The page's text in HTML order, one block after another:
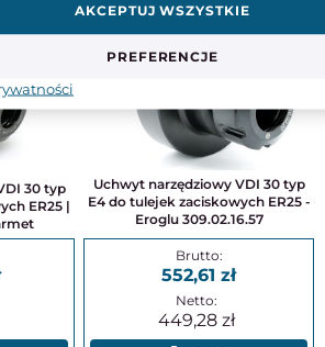
ER25 |
Uchwyt narzędziowy VDI 30 typ
E4 do tulejek zaciskowych ER25 -
Eroglu 309.02.16.57
552,61
449,28
PREFERENCJE
AKCEPTUJ WSZYSTKIE